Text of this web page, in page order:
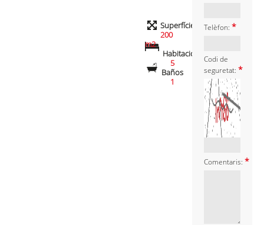
Superfície
200
m2
Habitacions
5
Baños
1
Telèfon: *
Codi de
seguretat: *
Comentaris: *